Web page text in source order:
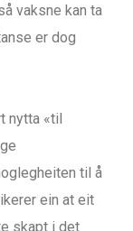
vaksne kan ta
er dog
nytta «til
til å
ein at eit
skapt i det